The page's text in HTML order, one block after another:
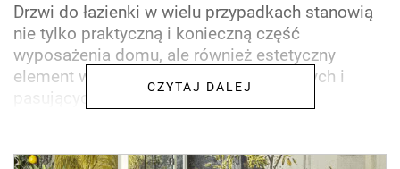
Drzwi do łazienki w wielu przypadkach stanowią
nie tylko praktyczną i konieczną część
wyposażenia domu, ale również estetyczny
element wystroju. W poszukiwaniu ładnych i
pasujących do domu drzwi...
CZYTAJ DALEJ